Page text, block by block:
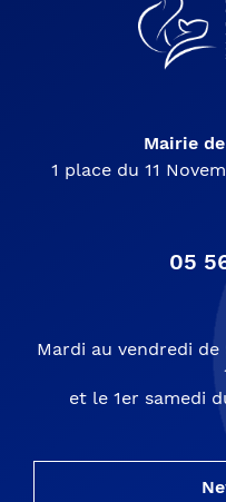
Mairie
1 place du 11
05
Mardi au vendredi de
et le 1er samedi